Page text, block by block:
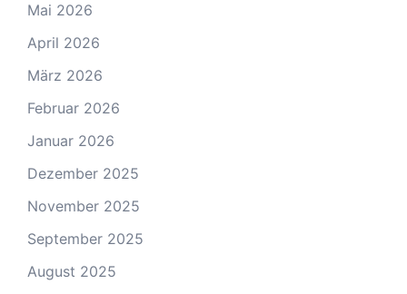
Mai 2026
April 2026
März 2026
Februar 2026
Januar 2026
Dezember 2025
November 2025
September 2025
August 2025